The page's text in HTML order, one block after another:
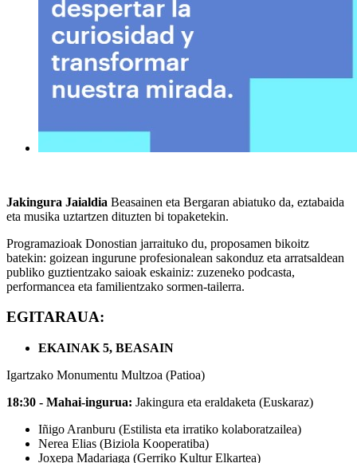
Jakingura Jaialdia Beasainen eta Bergaran abiatuko da, eztabaida
eta musika uztartzen dituzten bi topaketekin.
Programazioak Donostian jarraituko du, proposamen bikoitz
batekin: goizean ingurune profesionalean sakonduz eta arratsaldean
publiko guztientzako saioak eskainiz: zuzeneko podcasta,
performancea eta familientzako sormen-tailerra.
EGITARAUA:
EKAINAK 5, BEASAIN
Igartzako Monumentu Multzoa (Patioa)
18:30 - Mahai-ingurua: Jakingura eta eraldaketa (Euskaraz)
Iñigo Aranburu (Estilista eta irratiko kolaboratzailea)
Nerea Elias (Biziola Kooperatiba)
Joxepa Madariaga (Gerriko Kultur Elkartea)